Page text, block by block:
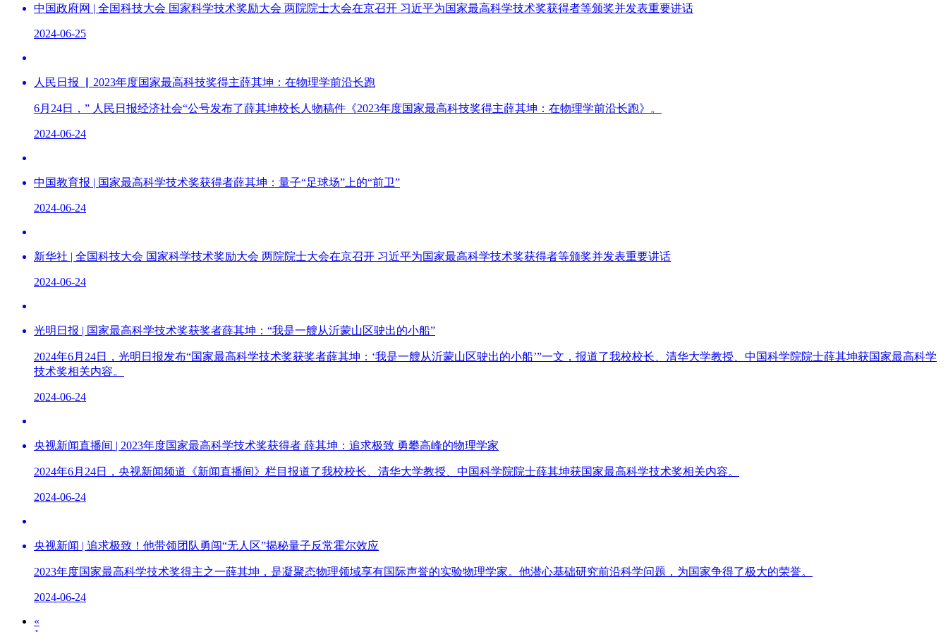
中国政府网 | 全国科技大会 国家科学技术奖励大会 两院院士大会在京召开 习近平为国家最高科学技术奖获得者等颁奖并发表重要讲话
2024-06-25
人民日报 ▏2023年度国家最高科技奖得主薛其坤：在物理学前沿长跑
6月24日，” 人民日报经济社会“公号发布了薛其坤校长人物稿件《2023年度国家最高科技奖得主薛其坤：在物理学前沿长跑》。
2024-06-24
中国教育报 | 国家最高科学技术奖获得者薛其坤：量子“足球场”上的“前卫”
2024-06-24
新华社 | 全国科技大会 国家科学技术奖励大会 两院院士大会在京召开 习近平为国家最高科学技术奖获得者等颁奖并发表重要讲话
2024-06-24
光明日报 | 国家最高科学技术奖获奖者薛其坤：“我是一艘从沂蒙山区驶出的小船”
2024年6月24日，光明日报发布“国家最高科学技术奖获奖者薛其坤：‘我是一艘从沂蒙山区驶出的小船’”一文，报道了我校校长、清华大学教授、中国科学院院士薛其坤获国家最高科学
技术奖相关内容。
2024-06-24
央视新闻直播间 | 2023年度国家最高科学技术奖获得者 薛其坤：追求极致 勇攀高峰的物理学家
2024年6月24日，央视新闻频道《新闻直播间》栏目报道了我校校长、清华大学教授、中国科学院院士薛其坤获国家最高科学技术奖相关内容。
2024-06-24
央视新闻 | 追求极致！他带领团队勇闯“无人区”揭秘量子反常霍尔效应
2023年度国家最高科学技术奖得主之一薛其坤，是凝聚态物理领域享有国际声誉的实验物理学家。他潜心基础研究前沿科学问题，为国家争得了极大的荣誉。
2024-06-24
«